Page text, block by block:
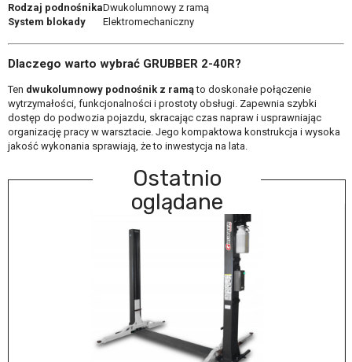
Rodzaj podnośnikaDwukolumnowy z ramą
System blokady
Elektromechaniczny
Dlaczego warto wybrać GRUBBER 2-40R?
Ten dwukolumnowy podnośnik z ramąto doskonałe połączenie
wytrzymałości, funkcjonalności i prostoty obsługi. Zapewnia szybki
dostęp do podwozia pojazdu, skracając czas napraw i usprawniając
organizację pracy w warsztacie. Jego kompaktowa konstrukcja i wysoka
jakość wykonania sprawiają, że to inwestycja na lata.
Ostatnio
oglądane